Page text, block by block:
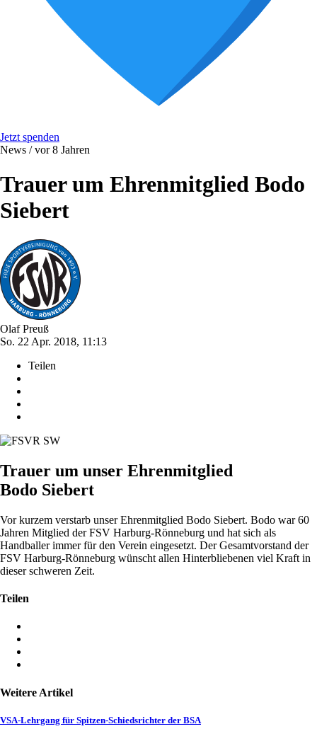
Jetzt spenden
News /vor 8 Jahren
Trauer um Ehrenmitglied Bodo
Siebert
Olaf Preuß
So. 22 Apr. 2018, 11:13
Teilen
Trauer um unser Ehrenmitglied
Bodo Siebert
Vor kurzem verstarb unser Ehrenmitglied Bodo Siebert. Bodo war 60
Jahren Mitglied der FSV Harburg-Rönneburg und hat sich als
Handballer immer für den Verein eingesetzt. Der Gesamtvorstand der
FSV Harburg-Rönneburg wünscht allen Hinterbliebenen viel Kraft in
dieser schweren Zeit.
Teilen
Weitere Artikel
VSA-Lehrgang für Spitzen-Schiedsrichter der BSA